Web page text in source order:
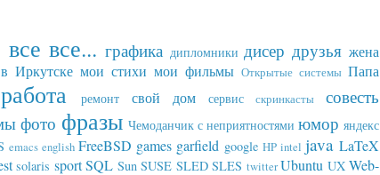
все... графика дипломники дисер друзья жена
Иркутске мои стихи мои фильмы Открытые системы Папа
работа ремонт свой дом сервис скринкасты
совесть
фото фразы Чемоданчик с неприятностями юмор яндекс
emacs english FreeBSD games garfield google HP intel java LaTeX
solaris sport SQL Sun SUSE SLED SLES twitterUbuntu UX Web-